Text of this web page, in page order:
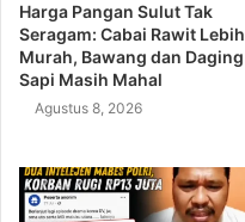
Harga Pangan Sulut Tak
Seragam: Cabai Rawit Lebih
Murah, Bawang dan Daging
Sapi Masih Mahal
Agustus 8, 2026